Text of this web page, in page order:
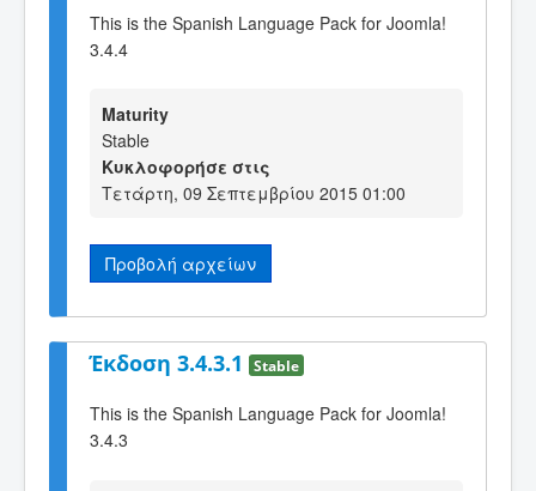
This is the Spanish Language Pack for Joomla!
3.4.4
Maturity
Stable
Κυκλοφορήσε στις
Τετάρτη, 09 Σεπτεμβρίου 2015 01:00
Προβολή αρχείων
Έκδοση 3.4.3.1 Stable
This is the Spanish Language Pack for Joomla!
3.4.3